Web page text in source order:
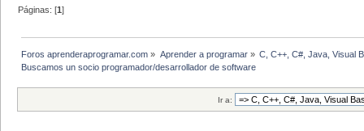
Páginas: [1]
Foros aprenderaprogramar.com » Aprender a programar» C, C++, C#, Java, Visual
Buscamos un socio programador/desarrollador de software
Ir a: